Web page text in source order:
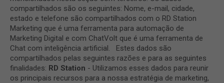
compartilhados são os seguintes: Nome, e-mail, cidade,
estado e telefone são compartilhados com o RD Station
Marketing que é uma ferramenta para automação de
Marketing Digital e com ChatVolt que é uma ferramenta de
Chat com inteligência artificial. Estes dados são
compartilhados pelas seguintes razões e para as seguintes
finalidades: RD Station - Utilizamos esses dados para reunir
os principais recursos para a nossa estratégia de marketing,